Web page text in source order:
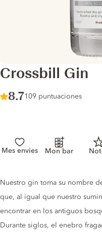
Crossbill Gin
Score :
8.7/ 10
109 puntuaciones
Mes envies Mon bar
Gin description
Nuestro gin toma su nombre
que, al igual que nuestro
encontrar en los antiguos
Durante siglos, el enebro